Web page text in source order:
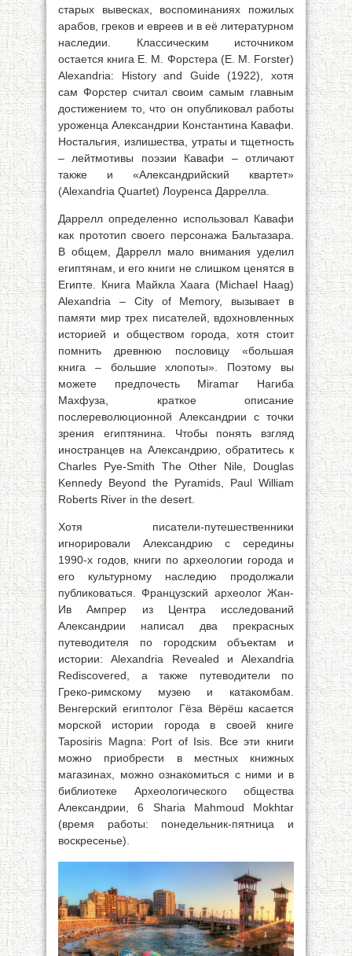
старых вывесках, воспоминаниях пожилых
арабов, греков и евреев и в её литературном
наследии. Классическим источником
остается книга Е. М. Форстера (Е. М. Forster)
Alexandria: History and Guide (1922), хотя
сам Форстер считал своим самым главным
достижением то, что он опубликовал работы
уроженца Александрии Константина Кавафи.
Ностальгия, излишества, утраты и тщетность
– лейтмотивы поэзии Кавафи – отличают
также и «Александрийский квартет»
(Alexandria Quartet) Лоуренса Даррелла.
Даррелл определенно использовал Кавафи
как прототип своего персонажа Бальтазара.
В общем, Даррелл мало внимания уделил
египтянам, и его книги не слишком ценятся в
Египте. Книга Майкла Хаага (Michael Haag)
Alexandria – City of Memory, вызывает в
памяти мир трех писателей, вдохновленных
историей и обществом города, хотя стоит
помнить древнюю пословицу «большая
книга – большие хлопоты». Поэтому вы
можете предпочесть Miramar Нагиба
Махфуза, краткое описание
послереволюционной Александрии с точки
зрения египтянина. Чтобы понять взгляд
иностранцев на Александрию, обратитесь к
Charles Pye-Smith The Other Nile, Douglas
Kennedy Beyond the Pyramids, Paul William
Roberts River in the desert.
Хотя писатели-путешественники
игнорировали Александрию с середины
1990-х годов, книги по археологии города и
его культурному наследию продолжали
публиковаться. Французский археолог Жан-
Ив Ампрер из Центра исследований
Александрии написал два прекрасных
путеводителя по городским объектам и
истории: Alexandria Revealed и Alexandria
Rediscovered, а также путеводители по
Греко-римскому музею и катакомбам.
Венгерский египтолог Гёза Вёрёш касается
морской истории города в своей книге
Taposiris Magna: Port of Isis. Все эти книги
можно приобрести в местных книжных
магазинах, можно ознакомиться с ними и в
библиотеке Археологического общества
Александрии, 6 Sharia Mahmoud Mokhtar
(время работы: понедельник-пятница и
воскресенье).